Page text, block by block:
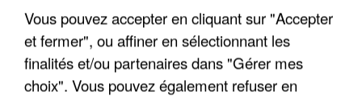
Vous pouvez accepter en cliquant sur "Accepter
et fermer", ou affiner en sélectionnant les
finalités et/ou partenaires dans "Gérer mes
choix". Vous pouvez également refuser en